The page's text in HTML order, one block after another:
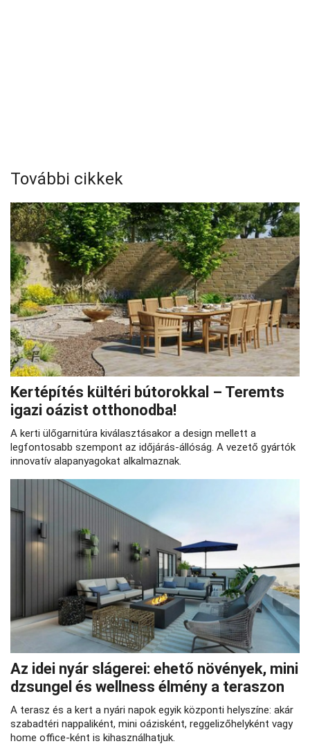
További cikkek
Kertépítés kültéri bútorokkal – Teremts
igazi oázist otthonodba!
A kerti ülőgarnitúra kiválasztásakor a design mellett a
legfontosabb szempont az időjárás-állóság. A vezető gyártók
innovatív alapanyagokat alkalmaznak.
Az idei nyár slágerei: ehető növények, mini
dzsungel és wellness élmény a teraszon
A terasz és a kert a nyári napok egyik központi helyszíne: akár
szabadtéri nappaliként, mini oázisként, reggelizőhelyként vagy
home office-ként is kihasználhatjuk.